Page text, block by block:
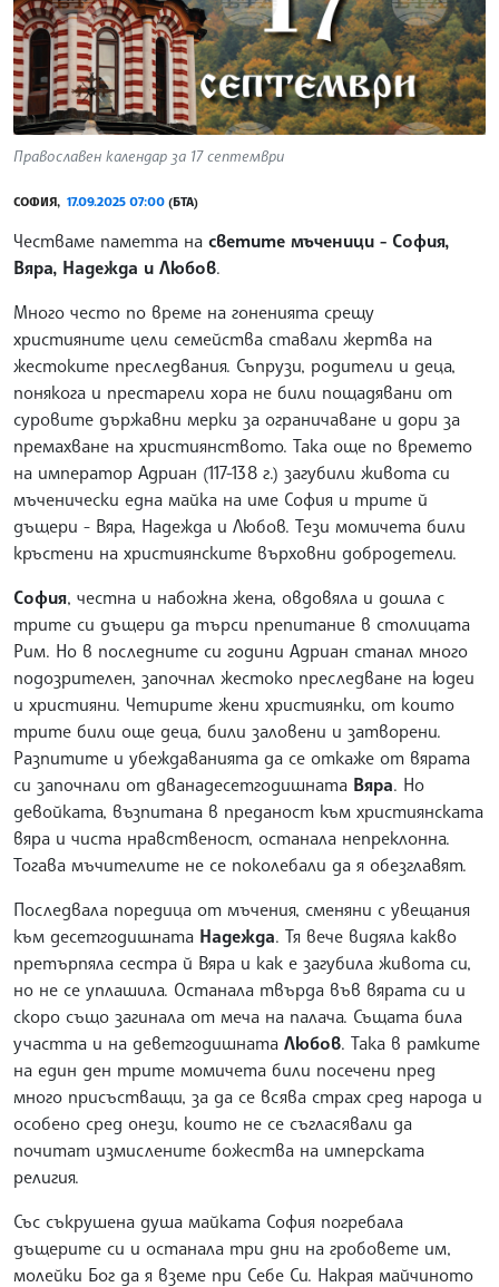
Православен календар за 17 септември
СОФИЯ, 17.09.2025 07:00 (БТА)
Честваме паметта на светите мъченици - София,
Вяра, Надежда и Любов.
Много често по време на гоненията срещу
християните цели семейства ставали жертва на
жестоките преследвания. Съпрузи, родители и деца,
понякога и престарели хора не били пощадявани от
суровите държавни мерки за ограничаване и дори за
премахване на християнството. Така още по времето
на император Адриан (117-138 г.) загубили живота си
мъченически една майка на име София и трите й
дъщери - Вяра, Надежда и Любов. Тези момичета били
кръстени на християнските върховни добродетели.
София, честна и набожна жена, овдовяла и дошла с
трите си дъщери да търси препитание в столицата
Рим. Но в последните си години Адриан станал много
подозрителен, започнал жестоко преследване на юдеи
и християни. Четирите жени християнки, от които
трите били още деца, били заловени и затворени.
Разпитите и убеждаванията да се откаже от вярата
си започнали от дванадесетгодишната Вяра. Но
девойката, възпитана в преданост към християнската
вяра и чиста нравственост, останала непреклонна.
Тогава мъчителите не се поколебали да я обезглавят.
Последвала поредица от мъчения, сменяни с увещания
към десетгодишната Надежда. Тя вече видяла какво
претърпяла сестра й Вяра и как е загубила живота си,
но не се уплашила. Останала твърда във вярата си и
скоро също загинала от меча на палача. Същата била
участта и на деветгодишната Любов. Така в рамките
на един ден трите момичета били посечени пред
много присъстващи, за да се всява страх сред народа и
особено сред онези, които не се съгласявали да
почитат измислените божества на имперската
религия.
Със съкрушена душа майката София погребала
дъщерите си и останала три дни на гробовете им,
молейки Бог да я вземе при Себе Си. Накрая майчиното